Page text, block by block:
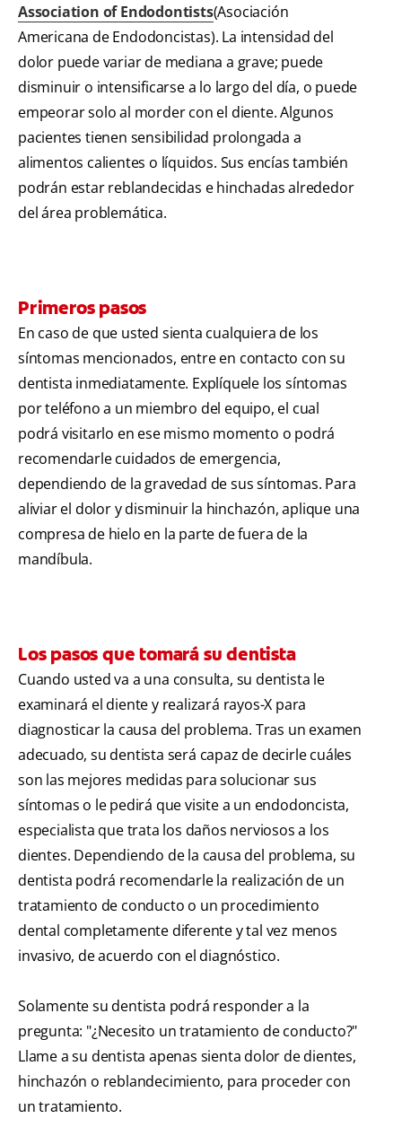
Association of Endodontists(Asociación
Americana de Endodoncistas). La intensidad del
dolor puede variar de mediana a grave; puede
disminuir o intensificarse a lo largo del día, o puede
empeorar solo al morder con el diente. Algunos
pacientes tienen sensibilidad prolongada a
alimentos calientes o líquidos. Sus encías también
podrán estar reblandecidas e hinchadas alrededor
del área problemática.
Primeros pasos
En caso de que usted sienta cualquiera de los
síntomas mencionados, entre en contacto con su
dentista inmediatamente. Explíquele los síntomas
por teléfono a un miembro del equipo, el cual
podrá visitarlo en ese mismo momento o podrá
recomendarle cuidados de emergencia,
dependiendo de la gravedad de sus síntomas. Para
aliviar el dolor y disminuir la hinchazón, aplique una
compresa de hielo en la parte de fuera de la
mandíbula.
Los pasos que tomará su dentista
Cuando usted va a una consulta, su dentista le
examinará el diente y realizará rayos-X para
diagnosticar la causa del problema. Tras un examen
adecuado, su dentista será capaz de decirle cuáles
son las mejores medidas para solucionar sus
síntomas o le pedirá que visite a un endodoncista,
especialista que trata los daños nerviosos a los
dientes. Dependiendo de la causa del problema, su
dentista podrá recomendarle la realización de un
tratamiento de conducto o un procedimiento
dental completamente diferente y tal vez menos
invasivo, de acuerdo con el diagnóstico.
Solamente su dentista podrá responder a la
pregunta: "¿Necesito un tratamiento de conducto?"
Llame a su dentista apenas sienta dolor de dientes,
hinchazón o reblandecimiento, para proceder con
un tratamiento.